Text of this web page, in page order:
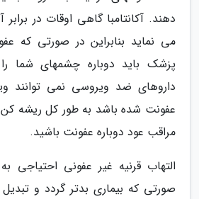
دهند. آکانتامبا گاهی اوقات در
می نماید بنابراین در صورتی که
پزشک باید دوباره چشمهای شما را
داروهای ضد ویروسی نمی توانند
عفونت شده باشد به طور کل ریشه کن
مراقب عود دوباره عفونت باشید.
التهاب قرنیه غیر عفونی احتیاجی
صورتی که بیماری بدتر گردد و